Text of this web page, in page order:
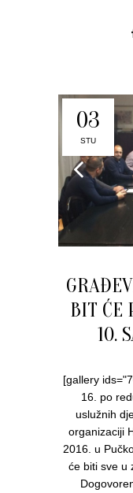
03
STU
BIT ĆE
10.
[gallery
16. po
uslužnih
organizaciji
2016. u
će biti sve u